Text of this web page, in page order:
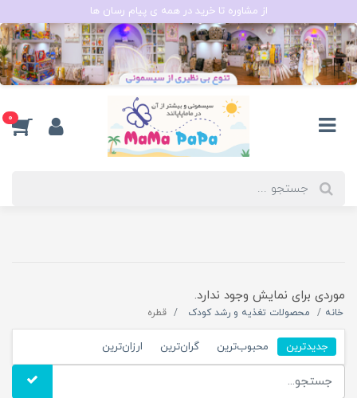
از مشاوره تا خرید در همه ی پیام رسان ها
0
موردی برای نمایش وجود ندارد.
خانه محصولات تغذیه و رشد کودک قطره
جدیدترین محبوب‌ترین گران‌ترین ارزان‌ترین